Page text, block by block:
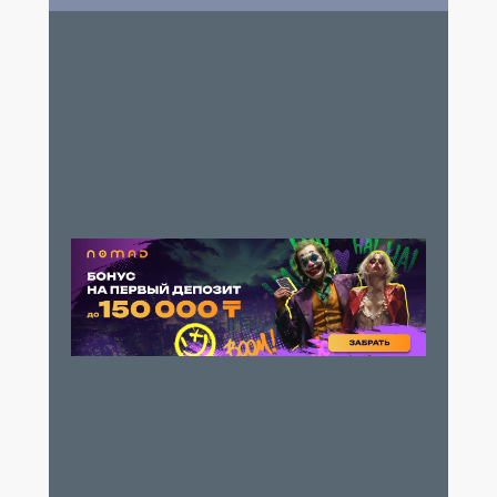
Митико Нэя Ринтаро Ниси